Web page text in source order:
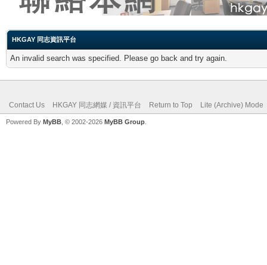
HKGAY 同志資訊平台
An invalid search was specified. Please go back and try again.
Contact Us HKGAY 同志網媒 / 資訊平台 Return to Top Lite (Archive) Mode
Powered By MyBB , © 2002-2026 MyBB Group